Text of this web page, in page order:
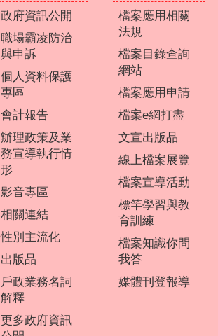
政府資訊公開
職場霸凌防治
與申訴
個人資料保護
專區
會計報告
辦理政策及業
務宣導執行情
形
影音專區
相關連結
性別主流化
出版品
戶政業務名詞
解釋
更多政府資訊
檔案應用相關
法規
檔案目錄查詢
網站
檔案應用申請
檔案e網打盡
文宣出版品
線上檔案展覽
檔案宣導活動
標竿學習與教
育訓練
檔案知識你問
我答
媒體刊登報導